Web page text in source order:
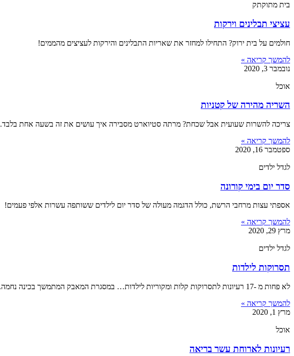
בית מתוקתק
עציצי תבלינים וירקות
חולמים על בית ירוק? התחילו למחזר את שאריות התבלינים והירקות לעציצים מהממים!
להמשך קריאה »
נובמבר 3, 2020
אוכל
השריה מהירה של קטניות
צריכה להשרות שעועית אבל שכחת? מרתה סטיוארט מסבירה איך עושים את זה בשעה אחת בלבד.
להמשך קריאה »
ספטמבר 16, 2020
לגדל ילדים
סדר יום בימי קורונה
אספתי עצות מרחבי הרשת, כולל הדגמה מעולה של סדר יום לילדים ששותפה עשרות אלפי פעמים!
להמשך קריאה »
מרץ 29, 2020
לגדל ילדים
תסרוקות לילדות
לא פחות מ -17 רעיונות לתסרוקות קלות ומקוריות לילדות… במסגרת המאבק המתמשך בכינה נחמה.
להמשך קריאה »
מרץ 1, 2020
אוכל
רעיונות לארוחת עשר בריאה